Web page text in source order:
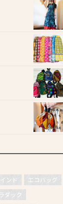
インド
エコバッグ
ラダック